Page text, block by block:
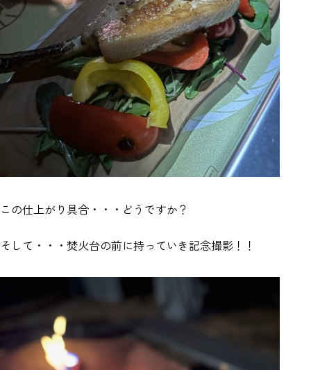
この仕上がり具合・・・どうですか？
そして・・・焚火台の前に持っていき記念撮影！！